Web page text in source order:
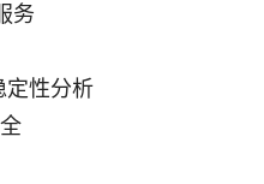
务
定性分析